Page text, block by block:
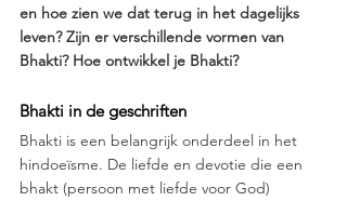
en hoe zien we dat terug in het dagelijks
leven? Zijn er verschillende vormen van
Bhakti? Hoe ontwikkel je Bhakti?
Bhakti in de geschriften
Bhakti is een belangrijk onderdeel in het
hindoeïsme. De liefde en devotie die een
bhakt (persoon met liefde voor God)